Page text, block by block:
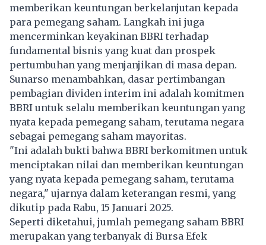
memberikan keuntungan berkelanjutan kepada
para pemegang saham. Langkah ini juga
mencerminkan keyakinan BBRI terhadap
fundamental bisnis yang kuat dan prospek
pertumbuhan yang menjanjikan di masa depan.
Sunarso menambahkan, dasar pertimbangan
pembagian dividen interim ini adalah komitmen
BBRI untuk selalu memberikan keuntungan yang
nyata kepada pemegang saham, terutama negara
sebagai pemegang saham mayoritas.
"Ini adalah bukti bahwa BBRI berkomitmen untuk
menciptakan nilai dan memberikan keuntungan
yang nyata kepada pemegang saham, terutama
negara," ujarnya dalam keterangan resmi, yang
dikutip pada Rabu, 15 Januari 2025.
Seperti diketahui, jumlah pemegang saham BBRI
merupakan yang terbanyak di Bursa Efek